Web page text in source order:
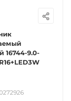
16744-9.0-